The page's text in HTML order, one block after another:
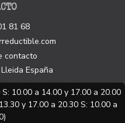
81 68
contacto
Lleida España
10.00 a 14.00 y 17.00 a 20.00
y 17.00 a 20.30 S: 10.00 a